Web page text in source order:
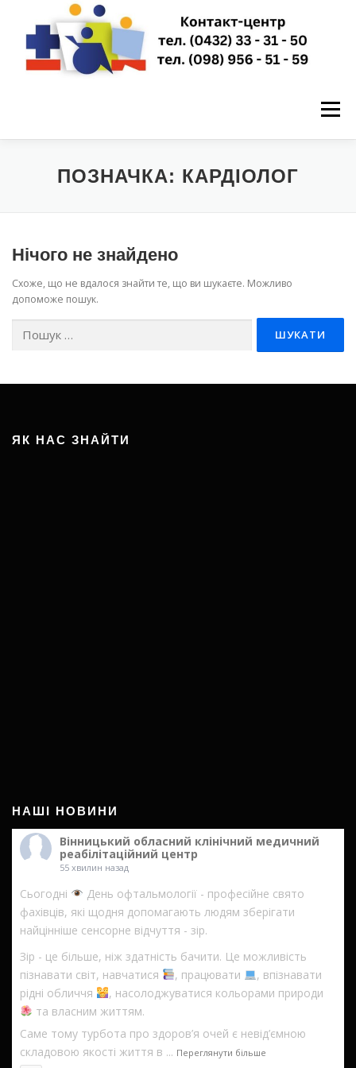
вмісту
Меню
ГОЛОВНА НОВИНИ ПРО НАС
ЗАПИСАТИСЬ НА ПРИЙОМ КОНТАКТИ
ПОЗНАЧКА: КАРДІОЛОГ
Нічого не знайдено
Схоже, що не вдалося знайти те, що ви шукаєте. Можливо
допоможе пошук.
ЯК НАС ЗНАЙТИ
НАШІ НОВИНИ
Вінницький обласний клінічний медичний
реабілітаційний центр
55 хвилин назад
Сьогодні
День офтальмології - професійне свято
фахівців, які щодня допомагають людям зберігати
найцінніше сенсорне відчуття - зір.
Зір - це більше, ніж здатність бачити. Це можливість
пізнавати світ, навчатися
, працювати
, впізнавати
рідні обличчя
, насолоджуватися кольорами природи
та власним життям.
Саме тому турбота про здоров’я очей є невід’ємною
складовою якості життя в ... Переглянути більше